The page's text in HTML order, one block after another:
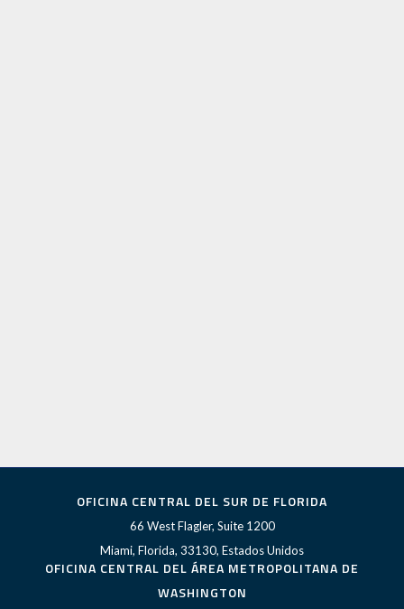
OFICINA CENTRAL DEL SUR DE FLORIDA
66 West Flagler, Suite 1200
Miami, Florida, 33130, Estados Unidos
OFICINA CENTRAL DEL ÁREA METROPOLITANA DE
WASHINGTON